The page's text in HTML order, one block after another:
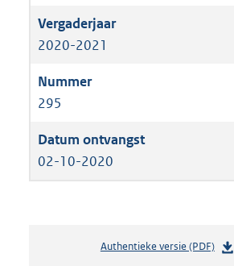
2020-2021
295
02-10-2020
Authentieke versie (PDF)b